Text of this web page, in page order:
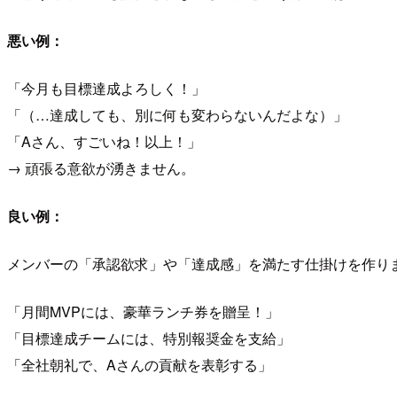
悪い例：
「今月も目標達成よろしく！」
「（…達成しても、別に何も変わらないんだよな）」
「Aさん、すごいね！以上！」
→ 頑張る意欲が湧きません。
良い例：
メンバーの「承認欲求」や「達成感」を満たす仕掛けを作り
「月間MVPには、豪華ランチ券を贈呈！」
「目標達成チームには、特別報奨金を支給」
「全社朝礼で、Aさんの貢献を表彰する」